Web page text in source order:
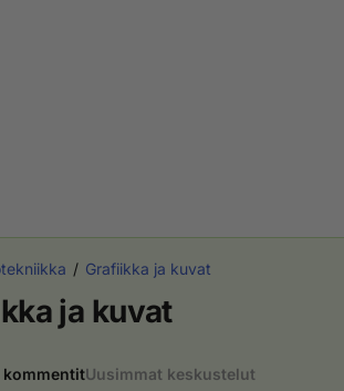
Grafiikka ja kuvat
ja kuvat
kommentitUusimmat keskustelut